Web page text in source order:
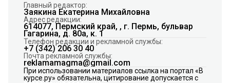
Главный редактор:
Заякина Екатерина Михайловна
Адрес редакции:
614077, Пермский край, , г. Пермь, бульвар
Гагарина, д. 80а, к. 1
Телефон редакции и рекламной службы:
+7 (342) 206 30 40
Почта рекламной службы:
reklamamagma@gmail.com
При использовании материалов ссылка на портал «В
курсе.ру» обязательна, цитирование допускается с